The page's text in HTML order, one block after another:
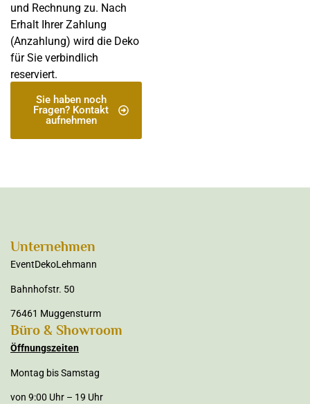
und Rechnung zu. Nach
Erhalt Ihrer Zahlung
(Anzahlung) wird die Deko
für Sie verbindlich
reserviert.
Sie haben noch
Fragen? Kontakt
aufnehmen
Unternehmen
EventDekoLehmann
Bahnhofstr. 50
76461 Muggensturm
Büro & Showroom
Öffnungszeiten
Montag bis Samstag
von 9:00 Uhr – 19 Uhr